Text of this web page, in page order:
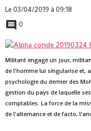
Le 03/04/2019 à 09:18
0
Militant engagé un jour,
de l’homme lui singularise et,
psychologie du dernier des
gestion du pays de laquelle
comptables. La force de la
de l’alternance et de facto,